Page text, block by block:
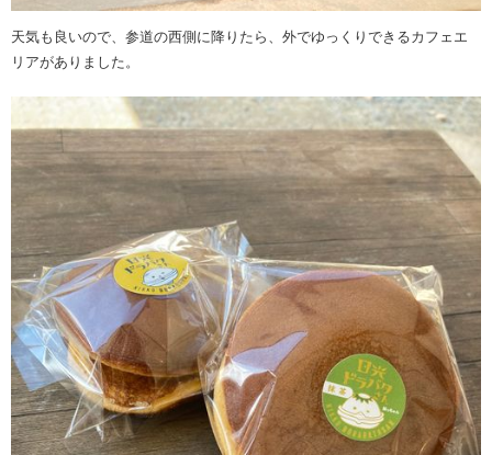
天気も良いので、参道の西側に降りたら、外でゆっくりできるカフェエ
リアがありました。